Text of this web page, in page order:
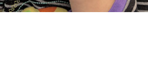
Bereitstellungstarten/stoppen